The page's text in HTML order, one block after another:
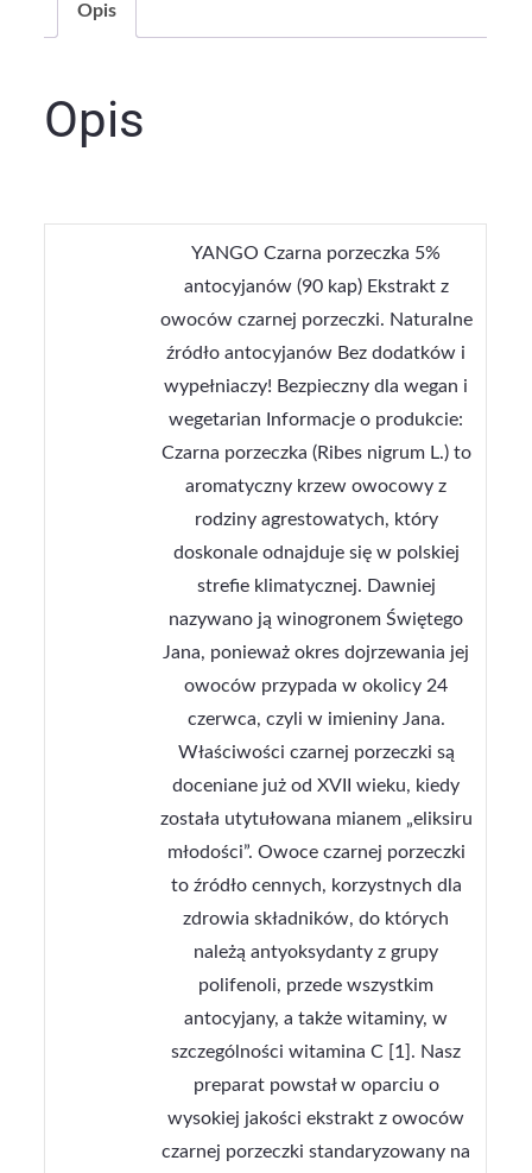
Opis
Opis
YANGO Czarna porzeczka 5%
antocyjanów (90 kap) Ekstrakt z
owoców czarnej porzeczki. Naturalne
źródło antocyjanów Bez dodatków i
wypełniaczy! Bezpieczny dla wegan i
wegetarian Informacje o produkcie:
Czarna porzeczka (Ribes nigrum L.) to
aromatyczny krzew owocowy z
rodziny agrestowatych, który
doskonale odnajduje się w polskiej
strefie klimatycznej. Dawniej
nazywano ją winogronem Świętego
Jana, ponieważ okres dojrzewania jej
owoców przypada w okolicy 24
czerwca, czyli w imieniny Jana.
Właściwości czarnej porzeczki są
doceniane już od XVII wieku, kiedy
została utytułowana mianem „eliksiru
młodości”. Owoce czarnej porzeczki
to źródło cennych, korzystnych dla
zdrowia składników, do których
należą antyoksydanty z grupy
polifenoli, przede wszystkim
antocyjany, a także witaminy, w
szczególności witamina C [1]. Nasz
preparat powstał w oparciu o
wysokiej jakości ekstrakt z owoców
czarnej porzeczki standaryzowany na